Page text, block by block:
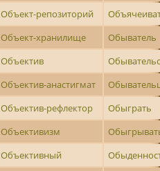
Объект-репозиторий
Объект-хранилище
Обыватель
Объектив
Объектив-анастигмат
Объектив-рефлектор
Обыграть
Объективизм
Объективный